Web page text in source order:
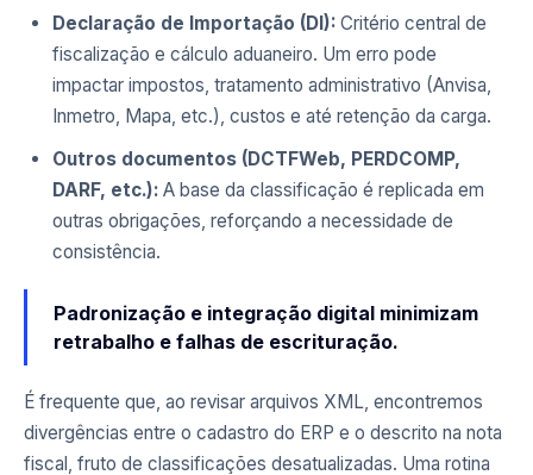
Declaração de Importação (DI): Critério central de
fiscalização e cálculo aduaneiro. Um erro pode
impactar impostos, tratamento administrativo (Anvisa,
Inmetro, Mapa, etc.), custos e até retenção da carga.
Outros documentos (DCTFWeb, PERDCOMP,
DARF, etc.): A base da classificação é replicada em
outras obrigações, reforçando a necessidade de
consistência.
Padronização e integração digital minimizam
retrabalho e falhas de escrituração.
É frequente que, ao revisar arquivos XML, encontremos
divergências entre o cadastro do ERP e o descrito na nota
fiscal, fruto de classificações desatualizadas. Uma rotina